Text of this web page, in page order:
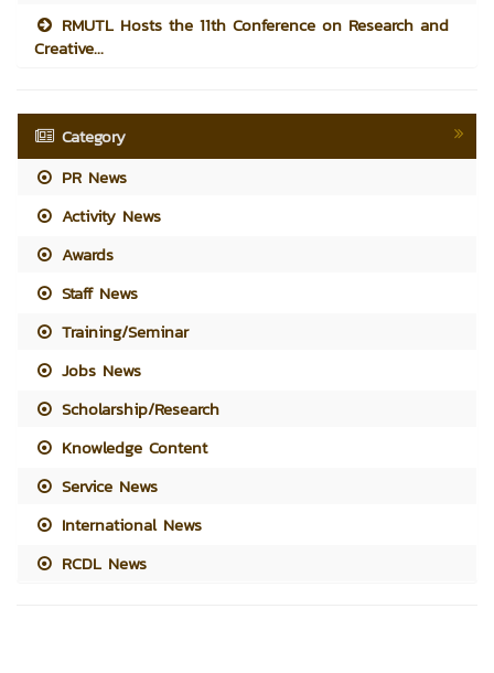
RMUTL Hosts the 11th Conference on Research and
Creative...
Category
PR News
Activity News
Awards
Staff News
Training/Seminar
Jobs News
Scholarship/Research
Knowledge Content
Service News
International News
RCDL News